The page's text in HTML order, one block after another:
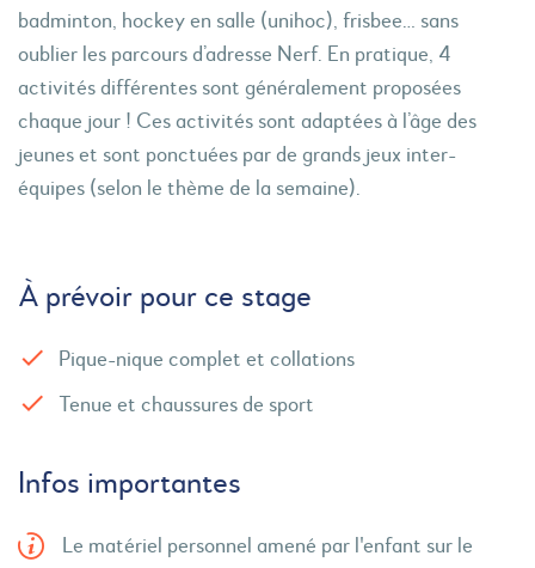
badminton, hockey en salle (unihoc), frisbee… sans
oublier les parcours d’adresse Nerf. En pratique, 4
activités différentes sont généralement proposées
chaque jour ! Ces activités sont adaptées à l’âge des
jeunes et sont ponctuées par de grands jeux inter-
équipes (selon le thème de la semaine).
À prévoir pour ce stage
Pique-nique complet et collations
Tenue et chaussures de sport
Infos importantes
Le matériel personnel amené par l'enfant sur le